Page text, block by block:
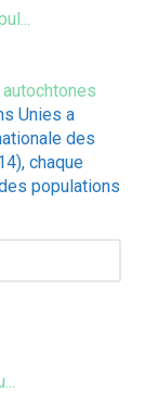
Unies a
des
chaque
populations